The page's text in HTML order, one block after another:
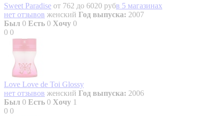
Sweet Paradise от 762 до 6020 рубв 5 магазинах
нет отзывов женский Год выпуска: 2007
Был 0 Есть 0 Хочу 0
0 0
Love Love de Toi Glossy
нет отзывов женский Год выпуска: 2006
Был 0 Есть 0 Хочу 1
0 0